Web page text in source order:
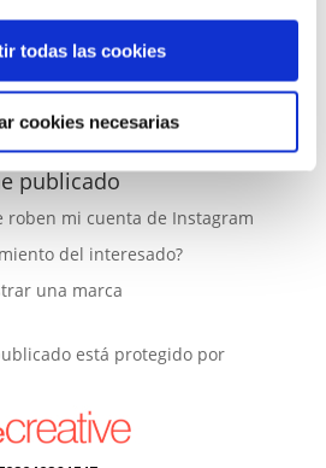
todas las cookies
cookies necesarias
publicado
roben mi cuenta de Instagram
del interesado?
una marca
está protegido por